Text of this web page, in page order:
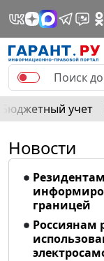
Бюджетный учет
Новости
границей
Россиянам